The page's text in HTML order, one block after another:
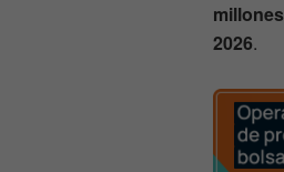
millones
2026.